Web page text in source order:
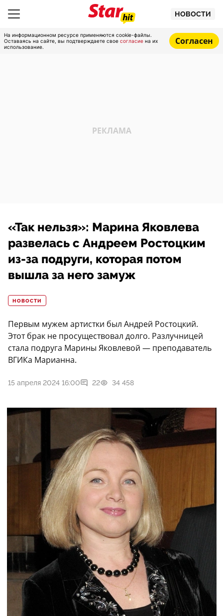
НОВОСТИ
На информационном ресурсе применяются cookie-файлы.
Оставаясь на сайте, вы подтверждаете свое согласие на их
использование.
Согласен
«Так нельзя»: Марина Яковлева
развелась с Андреем Ростоцким
из-за подруги, которая потом
вышла за него замуж
НОВОСТИ
Первым мужем артистки был Андрей Ростоцкий.
Этот брак не просуществовал долго. Разлучницей
стала подруга Марины Яковлевой — преподаватель
ВГИКа Марианна.
15 апреля 2024 16:00 22 34 458